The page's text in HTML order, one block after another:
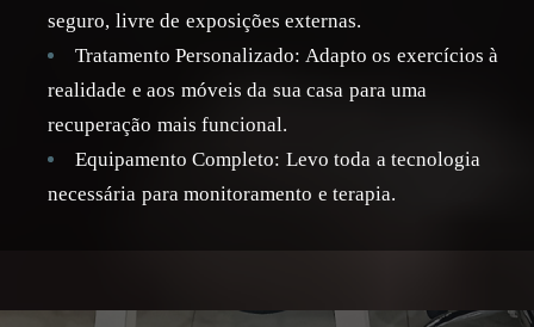
seguro, livre de exposições externas.
Tratamento Personalizado: Adapto os exercícios à
realidade e aos móveis da sua casa para uma
recuperação mais funcional.
Equipamento Completo: Levo toda a tecnologia
necessária para monitoramento e terapia.